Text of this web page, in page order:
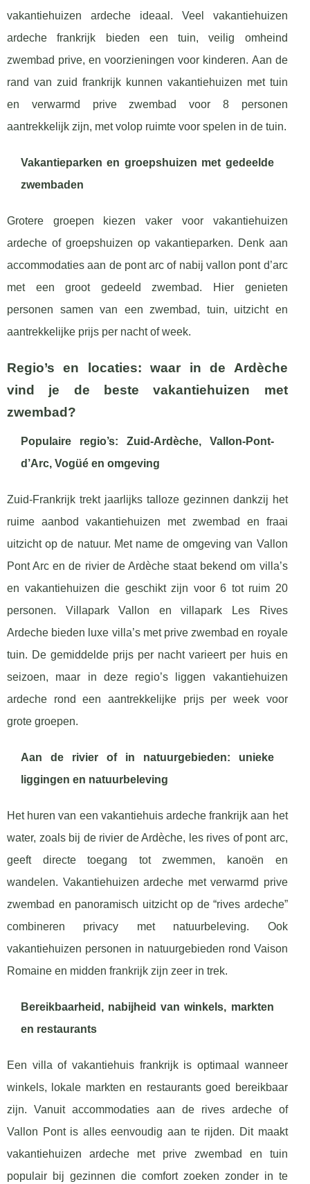
vakantiehuizen ardeche ideaal. Veel vakantiehuizen
ardeche frankrijk bieden een tuin, veilig omheind
zwembad prive, en voorzieningen voor kinderen. Aan de
rand van zuid frankrijk kunnen vakantiehuizen met tuin
en verwarmd prive zwembad voor 8 personen
aantrekkelijk zijn, met volop ruimte voor spelen in de tuin.
Vakantieparken en groepshuizen met gedeelde
zwembaden
Grotere groepen kiezen vaker voor vakantiehuizen
ardeche of groepshuizen op vakantieparken. Denk aan
accommodaties aan de pont arc of nabij vallon pont d’arc
met een groot gedeeld zwembad. Hier genieten
personen samen van een zwembad, tuin, uitzicht en
aantrekkelijke prijs per nacht of week.
Regio’s en locaties: waar in de Ardèche
vind je de beste vakantiehuizen met
zwembad?
Populaire regio’s: Zuid-Ardèche, Vallon-Pont-
d’Arc, Vogüé en omgeving
Zuid-Frankrijk trekt jaarlijks talloze gezinnen dankzij het
ruime aanbod vakantiehuizen met zwembad en fraai
uitzicht op de natuur. Met name de omgeving van Vallon
Pont Arc en de rivier de Ardèche staat bekend om villa’s
en vakantiehuizen die geschikt zijn voor 6 tot ruim 20
personen. Villapark Vallon en villapark Les Rives
Ardeche bieden luxe villa’s met prive zwembad en royale
tuin. De gemiddelde prijs per nacht varieert per huis en
seizoen, maar in deze regio’s liggen vakantiehuizen
ardeche rond een aantrekkelijke prijs per week voor
grote groepen.
Aan de rivier of in natuurgebieden: unieke
liggingen en natuurbeleving
Het huren van een vakantiehuis ardeche frankrijk aan het
water, zoals bij de rivier de Ardèche, les rives of pont arc,
geeft directe toegang tot zwemmen, kanoën en
wandelen. Vakantiehuizen ardeche met verwarmd prive
zwembad en panoramisch uitzicht op de “rives ardeche”
combineren privacy met natuurbeleving. Ook
vakantiehuizen personen in natuurgebieden rond Vaison
Romaine en midden frankrijk zijn zeer in trek.
Bereikbaarheid, nabijheid van winkels, markten
en restaurants
Een villa of vakantiehuis frankrijk is optimaal wanneer
winkels, lokale markten en restaurants goed bereikbaar
zijn. Vanuit accommodaties aan de rives ardeche of
Vallon Pont is alles eenvoudig aan te rijden. Dit maakt
vakantiehuizen ardeche met prive zwembad en tuin
populair bij gezinnen die comfort zoeken zonder in te